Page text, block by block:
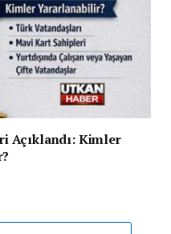
Açıklandı: Kimler